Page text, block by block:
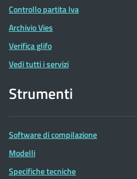
Controllo partita Iva
Archivio Vies
Verifica glifo
Vedi tutti i servizi
Strumenti
Software di compilazione
Modelli
Specifiche tecniche